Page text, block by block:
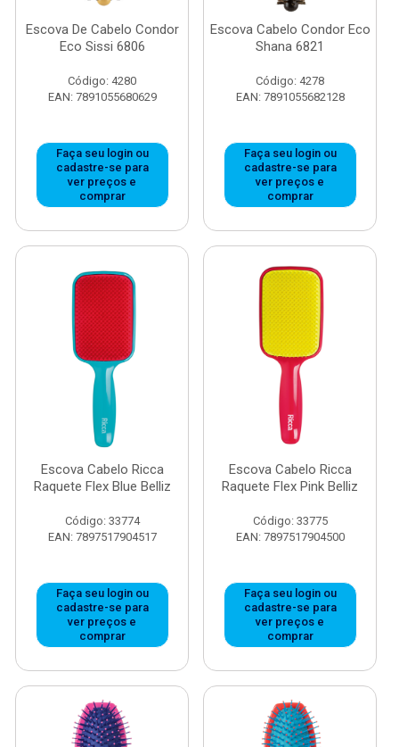
Escova De Cabelo Condor
Eco Sissi 6806
Código: 4280
EAN: 7891055680629
Faça seu login ou
cadastre-se para
ver preços e
comprar
Escova Cabelo Condor Eco
Shana 6821
Código: 4278
EAN: 7891055682128
Faça seu login ou
cadastre-se para
ver preços e
comprar
Escova Cabelo Ricca
Raquete Flex Blue Belliz
Código: 33774
EAN: 7897517904517
Faça seu login ou
cadastre-se para
ver preços e
comprar
Escova Cabelo Ricca
Raquete Flex Pink Belliz
Código: 33775
EAN: 7897517904500
Faça seu login ou
cadastre-se para
ver preços e
comprar